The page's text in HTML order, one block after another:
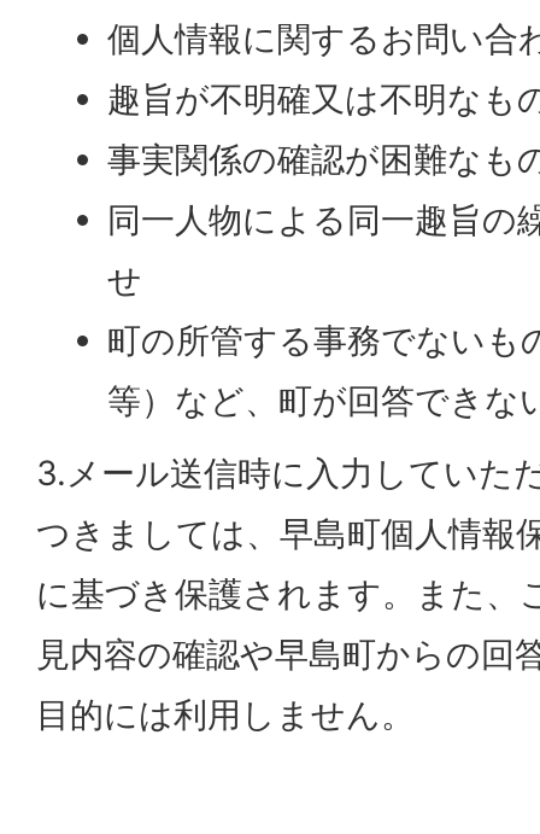
個人情報に関するお問い合
趣旨が不明確又は不明なも
事実関係の確認が困難なも
同一人物による同一趣旨の
せ
町の所管する事務でないも
等）など、町が回答できな
3.メール送信時に入力していた
つきましては、早島町個人情報
に基づき保護されます。また、
見内容の確認や早島町からの回
目的には利用しません。